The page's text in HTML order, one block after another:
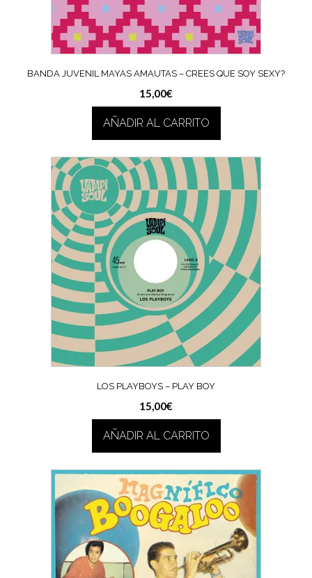
BANDA JUVENIL MAYAS AMAUTAS – CREES QUE SOY SEXY?
15,00€
AÑADIR AL CARRITO
LOS PLAYBOYS – PLAY BOY
15,00€
AÑADIR AL CARRITO